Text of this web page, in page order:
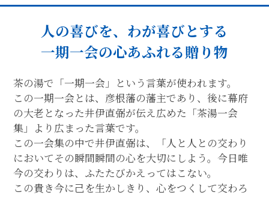
人の喜びを、わが喜びとする
一期一会の心あふれる贈り物
茶の湯で「一期一会」という言葉が使われます。
この一期一会とは、彦根藩の藩主であり、後に幕府
の大老となった井伊直弼が伝え広めた「茶湯一会
集」より広まった言葉です。
この一会集の中で井伊直弼は、「人と人との交わり
においてその瞬間瞬間の心を大切にしよう。今日唯
今の交わりは、ふたたびかえってはこない。
この貴き今に己を生かしきり、心をつくして交わろ